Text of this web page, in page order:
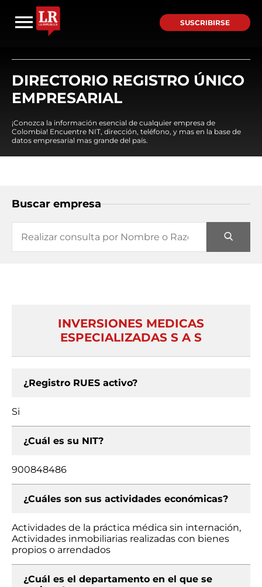
SUSCRIBIRSE
DIRECTORIO REGISTRO ÚNICO
EMPRESARIAL
¡Conozca la información esencial de cualquier empresa de
Colombia! Encuentre NIT, dirección, teléfono, y mas en la base de
datos empresarial mas grande del país.
Buscar empresa
INVERSIONES MEDICAS
ESPECIALIZADAS S A S
¿Registro RUES activo?
Si
¿Cuál es su NIT?
900848486
¿Cuáles son sus actividades económicas?
Actividades de la práctica médica sin internación,
Actividades inmobiliarias realizadas con bienes
propios o arrendados
¿Cuál es el departamento en el que se